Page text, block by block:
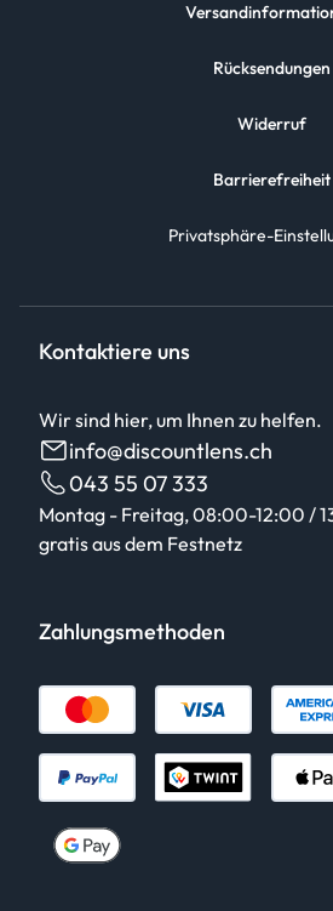
Rücksendungen
Widerruf
Barrierefreiheit
Privatsphäre-
Kontaktiere uns
Wir sind hier, um Ihnen zu helfen.
info@discountlens.ch
043 55 07 333
Montag - Freitag, 08:00-12:00 /
gratis aus dem Festnetz
Zahlungsmethoden